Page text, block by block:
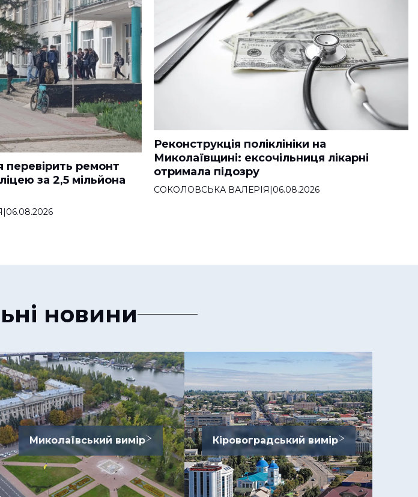
перевірить ремонт
за 2,5 мільйона
|06.08.2026
Реконструкція поліклініки на
Миколаївщині: ексочільниця лікарні
отримала підозру
СОКОЛОВСЬКА ВАЛЕРІЯ|06.08.2026
новини
Миколаївський вимір Кіровоградський вимір